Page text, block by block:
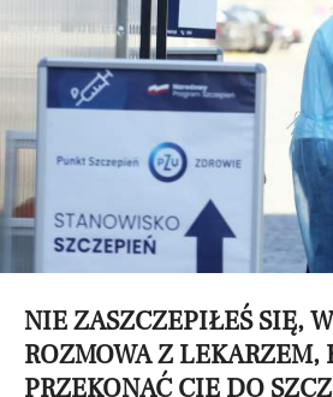
NIE ZASZCZEPIŁEŚ SIĘ,
ROZMOWA Z LEKARZEM,
PRZEKONAĆ CIĘ DO